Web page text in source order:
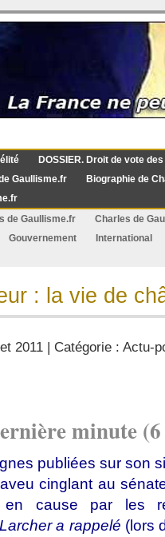
DOSSIER. Droit de vote
Gaullisme.fr
Biographie de
de Gaullisme.fr
Charles de
Gouvernement
International
: la vie de
2011 | Catégorie : Actu-
minute
publiées sur son
cinglant au
en cause par les
a rappelé (lors